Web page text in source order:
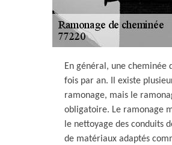
En général, une
fois par an. Il existe
ramonage, mais le
obligatoire. Le ramonage
le nettoyage des conduits
de matériaux adaptés